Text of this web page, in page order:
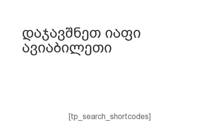
დაჯავშნეთ იაფი
ავიაბილეთი
[tp_search_shortcodes]